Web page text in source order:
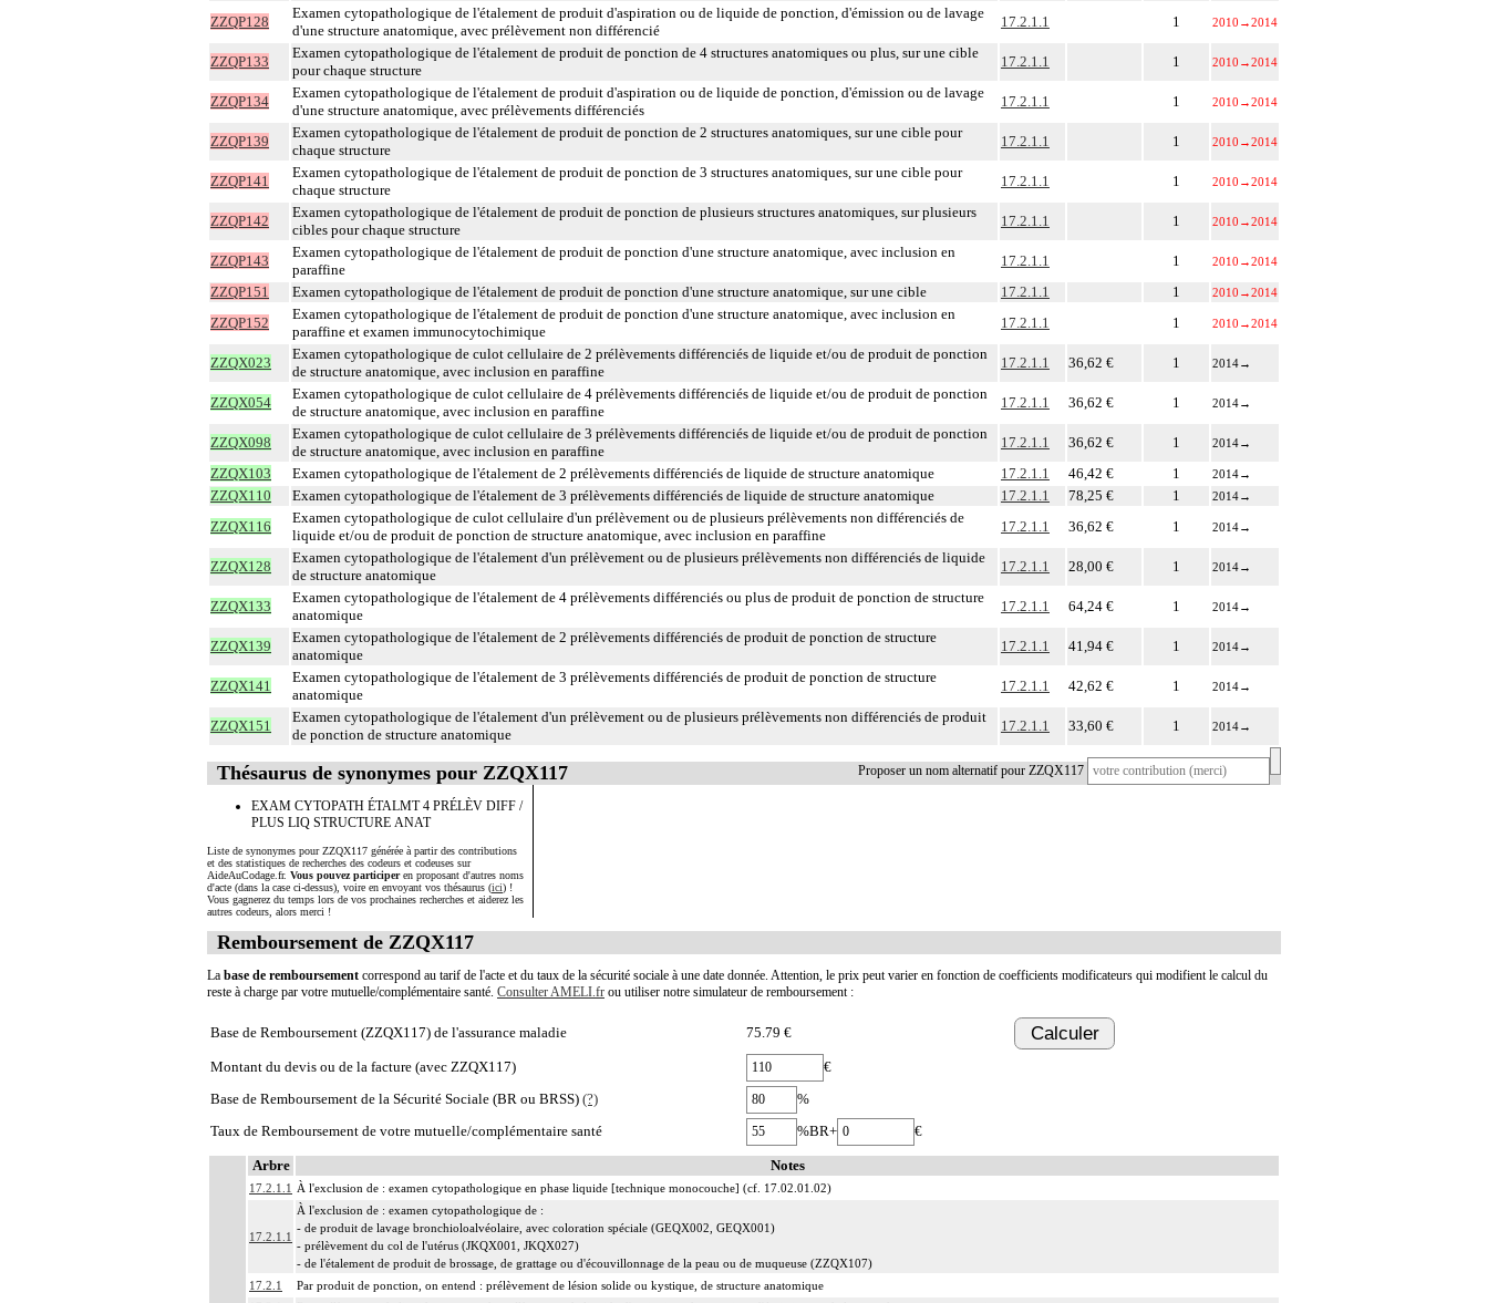
ZZQP128
Examen cytopathologique de l'étalement de produit d'aspiration ou de liquide de ponction, d'émission ou de lavage
d'une structure anatomique, avec prélèvement non différencié
17.2.1.1 1 2010 →2014
ZZQP133
Examen cytopathologique de l'étalement de produit de ponction de 4 structures anatomiques ou plus, sur une cible
pour chaque structure
17.2.1.1 1 2010 →2014
ZZQP134
Examen cytopathologique de l'étalement de produit d'aspiration ou de liquide de ponction, d'émission ou de lavage
d'une structure anatomique, avec prélèvements différenciés
17.2.1.1 1 2010 →2014
ZZQP139
Examen cytopathologique de l'étalement de produit de ponction de 2 structures anatomiques, sur une cible pour
chaque structure
17.2.1.1 1 2010 →2014
ZZQP141
Examen cytopathologique de l'étalement de produit de ponction de 3 structures anatomiques, sur une cible pour
chaque structure
17.2.1.1 1 2010 →2014
ZZQP142
Examen cytopathologique de l'étalement de produit de ponction de plusieurs structures anatomiques, sur plusieurs
cibles pour chaque structure
17.2.1.1 1 2010 →2014
ZZQP143
Examen cytopathologique de l'étalement de produit de ponction d'une structure anatomique, avec inclusion en
paraffine
17.2.1.1 1 2010 →2014
ZZQP151 Examen cytopathologique de l'étalement de produit de ponction d'une structure anatomique, sur une cible 17.2.1.1 1 2010 →2014
ZZQP152
Examen cytopathologique de l'étalement de produit de ponction d'une structure anatomique, avec inclusion en
paraffine et examen immunocytochimique
17.2.1.1 1 2010 →2014
ZZQX023
Examen cytopathologique de culot cellulaire de 2 prélèvements différenciés de liquide et/ou de produit de ponction
de structure anatomique, avec inclusion en paraffine
17.2.1.1 36,62 € 1 2014→
ZZQX054
Examen cytopathologique de culot cellulaire de 4 prélèvements différenciés de liquide et/ou de produit de ponction
de structure anatomique, avec inclusion en paraffine
17.2.1.1 36,62 € 1 2014→
ZZQX098
Examen cytopathologique de culot cellulaire de 3 prélèvements différenciés de liquide et/ou de produit de ponction
de structure anatomique, avec inclusion en paraffine
17.2.1.1 36,62 € 1 2014→
ZZQX103 Examen cytopathologique de l'étalement de 2 prélèvements différenciés de liquide de structure anatomique 17.2.1.1 46,42 € 1 2014→
ZZQX110 Examen cytopathologique de l'étalement de 3 prélèvements différenciés de liquide de structure anatomique 17.2.1.1 78,25 € 1 2014→
ZZQX116
Examen cytopathologique de culot cellulaire d'un prélèvement ou de plusieurs prélèvements non différenciés de
liquide et/ou de produit de ponction de structure anatomique, avec inclusion en paraffine
17.2.1.1 36,62 € 1 2014→
ZZQX128
Examen cytopathologique de l'étalement d'un prélèvement ou de plusieurs prélèvements non différenciés de liquide
de structure anatomique
17.2.1.1 28,00 € 1 2014→
ZZQX133
Examen cytopathologique de l'étalement de 4 prélèvements différenciés ou plus de produit de ponction de structure
anatomique
17.2.1.1 64,24 € 1 2014→
ZZQX139
Examen cytopathologique de l'étalement de 2 prélèvements différenciés de produit de ponction de structure
anatomique
17.2.1.1 41,94 € 1 2014→
ZZQX141
Examen cytopathologique de l'étalement de 3 prélèvements différenciés de produit de ponction de structure
anatomique
17.2.1.1 42,62 € 1 2014→
ZZQX151
Examen cytopathologique de l'étalement d'un prélèvement ou de plusieurs prélèvements non différenciés de produit
de ponction de structure anatomique
17.2.1.1 33,60 € 1 2014→
Proposer un nom alternatif pour ZZQX117
Thésaurus de synonymes pour ZZQX117
EXAM CYTOPATH ÉTALMT 4 PRÉLÈV DIFF /
PLUS LIQ STRUCTURE ANAT
Liste de synonymes pour ZZQX117 générée à partir des contributions
et des statistiques de recherches des codeurs et codeuses sur
AideAuCodage.fr. Vous pouvez participeren proposant d'autres noms
d'acte (dans la case ci-dessus), voire en envoyant vos thésaurus (ici) !
Vous gagnerez du temps lors de vos prochaines recherches et aiderez les
autres codeurs, alors merci !
Remboursement de ZZQX117
La base de remboursement correspond au tarif de l'acte et du taux de la sécurité sociale à une date donnée. Attention, le prix peut varier en fonction de coefficients modificateurs qui modifient le calcul du
reste à charge par votre mutuelle/complémentaire santé. Consulter AMELI.fr ou utiliser notre simulateur de remboursement :
Base de Remboursement (ZZQX117) de l'assurance maladie 75.79 € Calculer
Montant du devis ou de la facture (avec ZZQX117)
€
Base de Remboursement de la Sécurité Sociale (BR ou BRSS) (?)
%
Taux de Remboursement de votre mutuelle/complémentaire santé
%BR+ €
Arbre Notes
17.2.1.1 À l'exclusion de : examen cytopathologique en phase liquide [technique monocouche] (cf. 17.02.01.02)
17.2.1.1
À l'exclusion de : examen cytopathologique de :
- de produit de lavage bronchioloalvéolaire, avec coloration spéciale (GEQX002, GEQX001)
- prélèvement du col de l'utérus (JKQX001, JKQX027)
- de l'étalement de produit de brossage, de grattage ou d'écouvillonnage de la peau ou de muqueuse (ZZQX107)
17.2.1
Par produit de ponction, on entend : prélèvement de lésion solide ou kystique, de structure anatomique